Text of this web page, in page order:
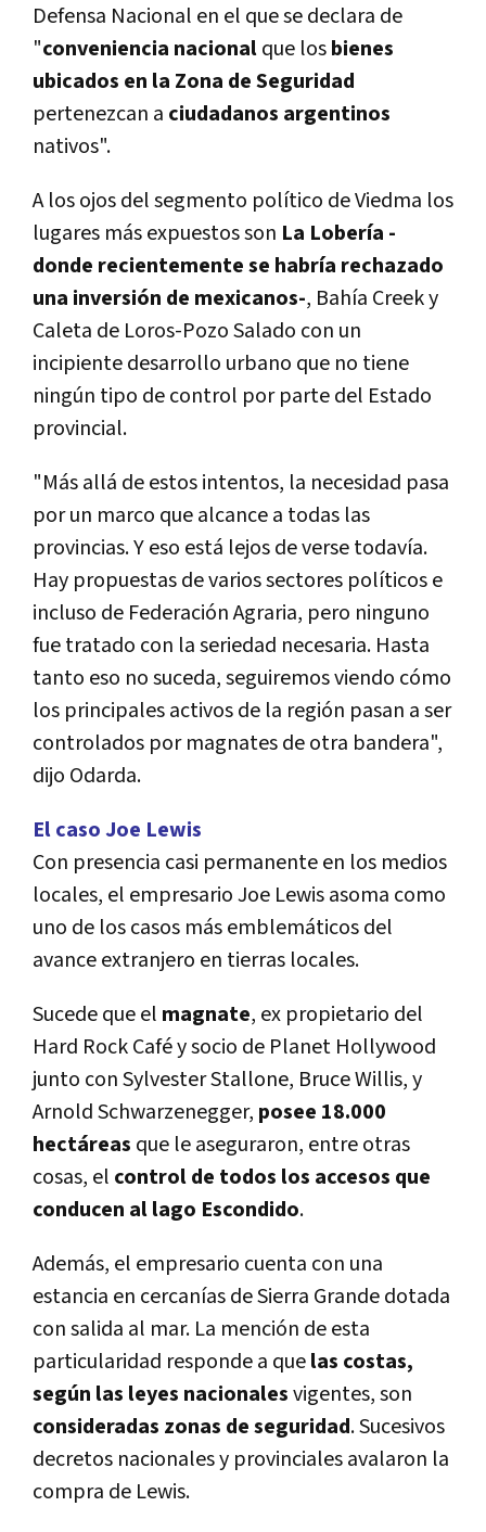
Defensa Nacional en el que se declara de
"conveniencia nacionalque losbienes
ubicados en la Zona de Seguridad
pertenezcan a ciudadanos argentinos
nativos".
A los ojos del segmento político de Viedma los
lugares más expuestos son La Lobería -
donde recientemente se habría rechazado
una inversión de mexicanos-, Bahía Creek y
Caleta de Loros-Pozo Salado con un
incipiente desarrollo urbano que no tiene
ningún tipo de control por parte del Estado
provincial.
"Más allá de estos intentos, la necesidad pasa
por un marco que alcance a todas las
provincias. Y eso está lejos de verse todavía.
Hay propuestas de varios sectores políticos e
incluso de Federación Agraria, pero ninguno
fue tratado con la seriedad necesaria. Hasta
tanto eso no suceda, seguiremos viendo cómo
los principales activos de la región pasan a ser
controlados por magnates de otra bandera",
dijo Odarda.
El caso Joe Lewis
Con presencia casi permanente en los medios
locales, el empresario Joe Lewis asoma como
uno de los casos más emblemáticos del
avance extranjero en tierras locales.
Sucede que el magnate, ex propietario del
Hard Rock Café y socio de Planet Hollywood
junto con Sylvester Stallone, Bruce Willis, y
Arnold Schwarzenegger, posee 18.000
hectáreas que le aseguraron, entre otras
cosas, el control de todos los accesos que
conducen al lago Escondido.
Además, el empresario cuenta con una
estancia en cercanías de Sierra Grande dotada
con salida al mar. La mención de esta
particularidad responde a quelas costas,
según las leyes nacionalesvigentes, son
consideradas zonas de seguridad. Sucesivos
decretos nacionales y provinciales avalaron la
compra de Lewis.